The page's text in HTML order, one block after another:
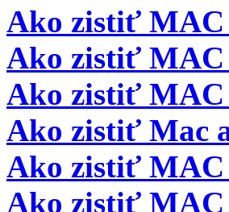
Ako zistiť MAC
Ako zistiť MAC
Ako zistiť MAC
Ako zistiť Mac
Ako zistiť MAC
Ako zistiť MAC